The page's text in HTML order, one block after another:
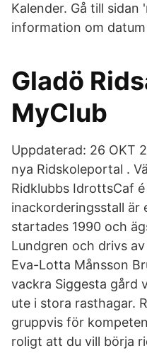
Kalender. Gå till
information om
Gladö
MyClub
Uppdaterad: 26 OKT
nya Ridskoleportal .
Ridklubbs IdrottsCaf
inackorderingsstall är
startades 1990 och
Lundgren och drivs
Eva-Lotta Månsson
vackra Siggesta gård
ute i stora rasthagar.
gruppvis för
roligt att du vill börja